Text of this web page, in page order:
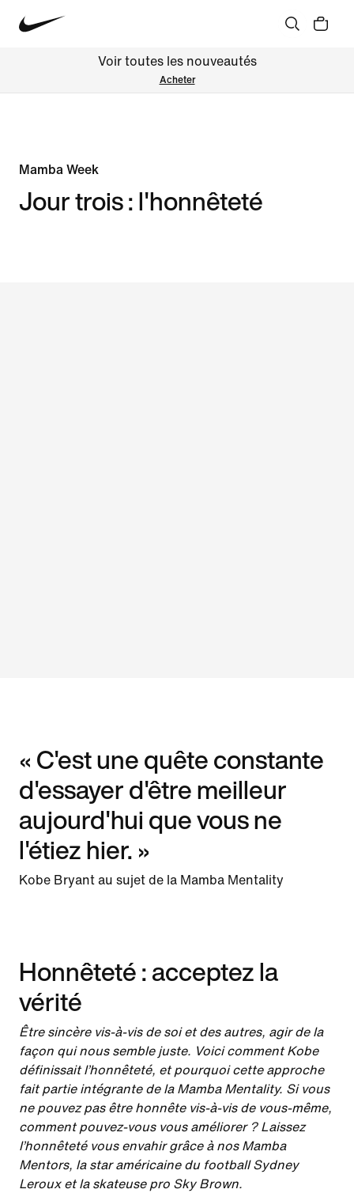
Voir toutes les nouveautés
Acheter
Mamba Week
Jour trois : l'honnêteté
« C'est une quête constante
d'essayer d'être meilleur
aujourd'hui que vous ne
l'étiez hier. »
Kobe Bryant au sujet de la Mamba Mentality
Honnêteté : acceptez la
vérité
Être sincère vis-à-vis de soi et des autres, agir de la
façon qui nous semble juste. Voici comment Kobe
définissait l’honnêteté, et pourquoi cette approche
fait partie intégrante de la Mamba Mentality. Si vous
ne pouvez pas être honnête vis-à-vis de vous-même,
comment pouvez-vous vous améliorer ? Laissez
l’honnêteté vous envahir grâce à nos Mamba
Mentors, la star américaine du football Sydney
Leroux et la skateuse pro Sky Brown.